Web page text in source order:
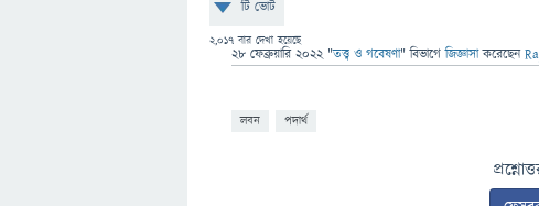
টি ভোট
2,017 বার দেখা হয়েছে
28 ফেব্রুয়ারি 2022 "তত্ত্ব ও গবেষণা" বিভাগে জিজ্ঞাসাকরেছেন
লবন পদার্থ